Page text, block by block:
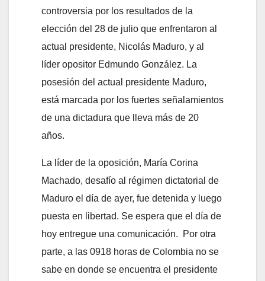
controversia por los resultados de la
elección del 28 de julio que enfrentaron al
actual presidente, Nicolás Maduro, y al
líder opositor Edmundo González. La
posesión del actual presidente Maduro,
está marcada por los fuertes señalamientos
de una dictadura que lleva más de 20
años.
La líder de la oposición, María Corina
Machado, desafío al régimen dictatorial de
Maduro el día de ayer, fue detenida y luego
puesta en libertad. Se espera que el día de
hoy entregue una comunicación. Por otra
parte, a las 0918 horas de Colombia no se
sabe en donde se encuentra el presidente